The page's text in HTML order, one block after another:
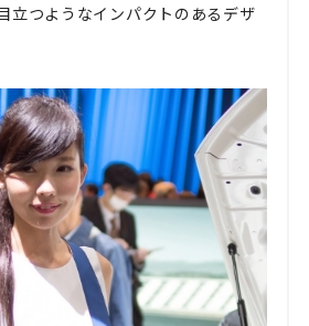
立つようなインパクトのあるデザ